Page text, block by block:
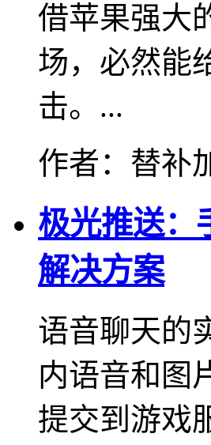
借苹果强大
场，必然能
击。...
作者：替补
极光推送：
解决方案
语音聊天的
内语音和图
提交到游戏